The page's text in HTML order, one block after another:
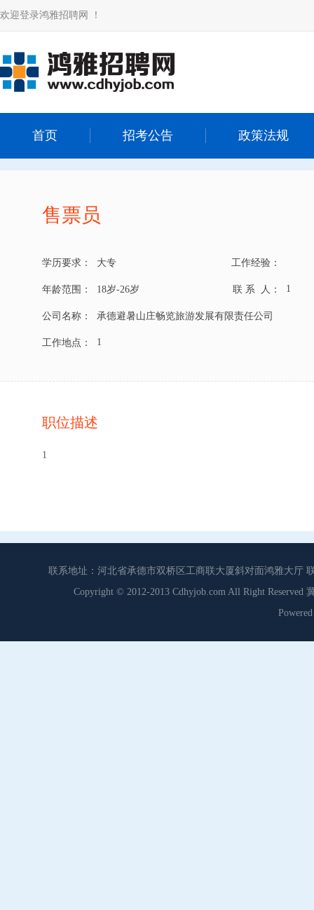
欢迎登录鸿雅招聘网 ！
首页 招考公告 政策法规
售票员
学历要求： 大专 工作经验：
年龄范围： 18岁-26岁 联 系 人： 1
公司名称： 承德避暑山庄畅览旅游发展有限责任公司
工作地点： 1
职位描述
1
联系地址：河北省承德市双桥区工商联大厦斜对面鸿雅大厅
Copyright © 2012-2013 Cdhyjob.com All Right Reserved